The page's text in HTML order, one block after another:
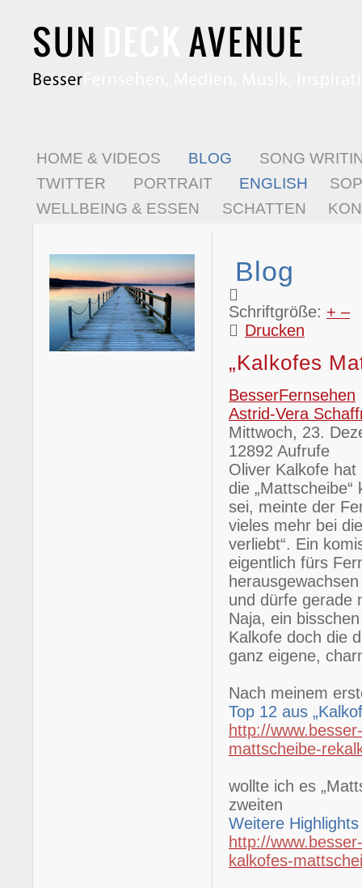
HOME & VIDEOS BLOG
SONG
TWITTER
PORTRAIT ENGLISH
WELLBEING & ESSEN
SCHATTEN
Blog
Schriftgröße: + –
Drucken
„Kalkofes
BesserFernsehen
Astrid-Vera
Mittwoch, 23.
12892 Aufrufe
Oliver Kalkofe
die
sei, meinte der
vieles mehr bei
verliebt“. Ein
eigentlich fürs
und dürfe gerade
Naja, ein
Kalkofe doch die
ganz eigene,
Nach meinem
Top 12 aus
http://
mattscheibe-
wollte ich es
zweiten
Weitere
http://
kalkofes-